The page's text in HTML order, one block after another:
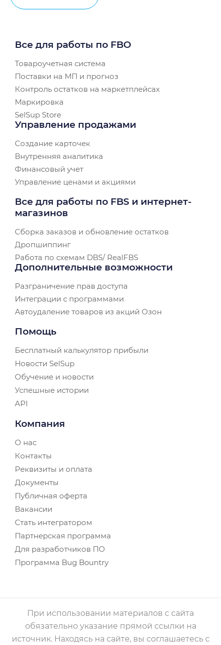
Все для работы по FBO
Товароучетная система
Поставки на МП и прогноз
Контроль остатков на маркетплейсах
Маркировка
SelSup Store
Управление продажами
Создание карточек
Внутренняя аналитика
Финансовый учет
Управление ценами и акциями
Все для работы по FBS и интернет-
магазинов
Сборка заказов и обновление остатков
Дропшиппинг
Работа по схемам DBS/ RealFBS
Дополнительные возможности
Разграничение прав доступа
Интеграции с программами
Автоудаление товаров из акций Озон
Помощь
Бесплатный калькулятор прибыли
Новости SelSup
Обучение и новости
Успешные истории
API
Компания
О нас
Контакты
Реквизиты и оплата
Документы
Публичная оферта
Вакансии
Стать интегратором
Партнерская программа
Для разработчиков ПО
Программа Bug Bountry
При использовании материалов с сайта
обязательно указание прямой ссылки на
источник. Находясь на сайте, вы соглашаетесь с